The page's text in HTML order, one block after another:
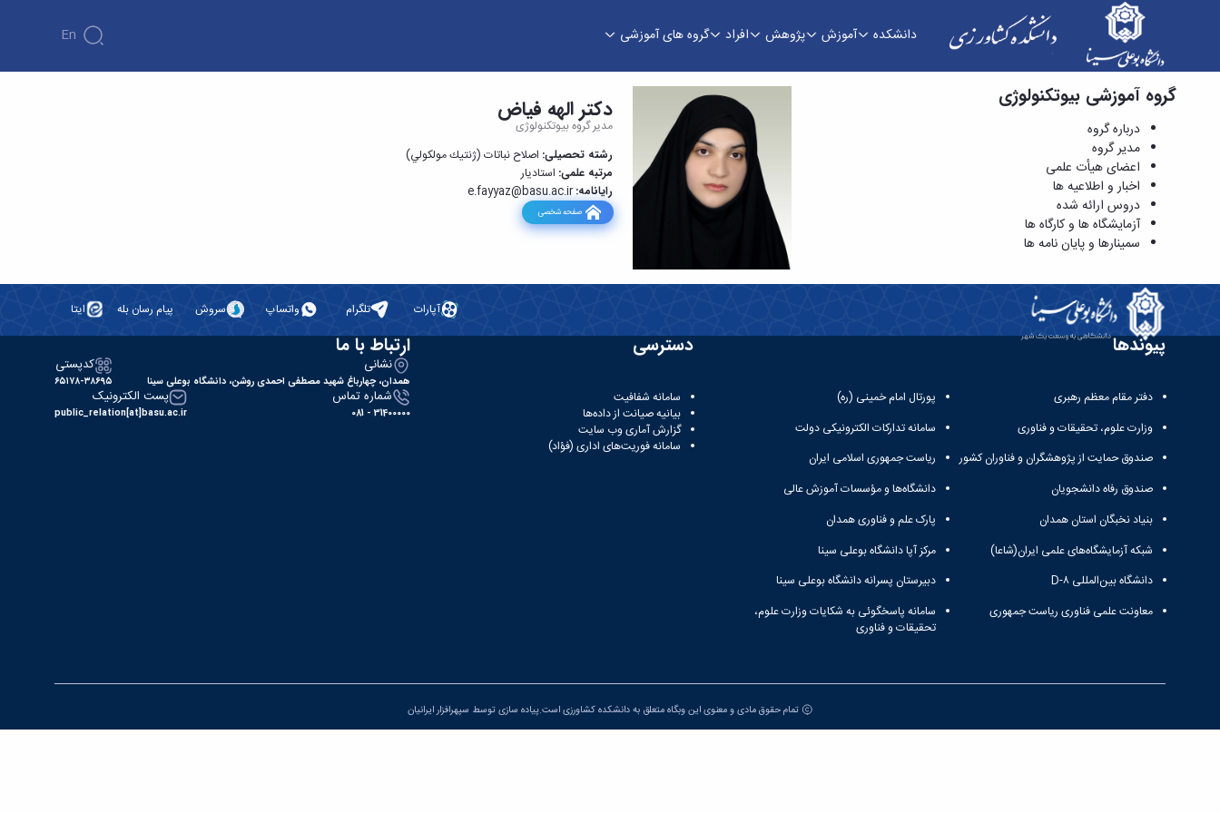
دانشکده آموزش پژوهش افراد گروه های آموزشی En
مدیر گروه - دانشکده کشاورزی
گروه آموزشی بیوتکنولوژی
درباره گروه
مدیر گروه
اعضای هیأت علمی
اخبار و اطلاعیه ها
دروس ارائه شده
آزمایشگاه ها و کارگاه ها
سمینارها و پایان نامه ها
دکتر الهه فیاض
مدیر گروه بیوتکنولوژی
رشته تحصیلی: اصلاح نباتات (ژنتيك مولكولي)​​​​​​​
مرتبه علمی: استادیار
رایانامه: e.fayyaz@basu.ac.ir
صفحه شخصی
آپارات تلگرام واتساپ سروش پیام رسان بله ایتا
پیوندها
دفتر مقام معظم رهبری
وزارت علوم، تحقیقات و فناوری
صندوق حمایت از پژوهشگران و فناوران کشور
صندوق رفاه دانشجویان
بنیاد نخبگان استان همدان
شبکه آزمایشگاه‌های علمی ایران(شاعا)
دانشگاه بین‌المللی D-۸
معاونت علمی فناوری ریاست جمهوری
پورتال امام خمینی (ره)
سامانه تدارکات الکترونیکی دولت
ریاست جمهوری اسلامی ایران
دانشگاه‌ها و مؤسسات آموزش عالی
پارک علم و فناوری همدان
مرکز آپا دانشگاه بوعلی سینا
دبیرستان پسرانه دانشگاه بوعلی سینا
سامانه پاسخگوئی به شکایات وزارت علوم،
تحقیقات و فناوری
دسترسی
سامانه شفافیت
بیانیه صیانت از داده‌ها
گزارش آماری وب‌ سایت
سامانه فوریت‌های اداری (فؤاد)
ارتباط با ما
نشانی
همدان، چهارباغ شهید مصطفی احمدی روشن، دانشگاه بوعلی سینا
کدپستی
۶۵۱۷۸-۳۸۶۹۵
شماره تماس
31400000 - 081
پست الکترونیک
public_relation[at]basu.ac.ir
تمام حقوق مادی و معنوی این وبگاه متعلق به دانشکده کشاورزی است.پیاده سازی توسط سپهرافزار ایرانیان